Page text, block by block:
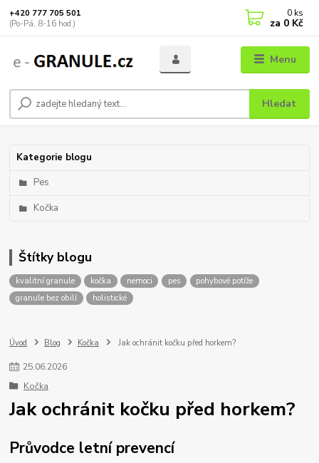
Menu
Hledat
+420 777 705 501
(Po-Pá, 8-16 hod.)
0 ks
za 0 Kč
Kategorie blogu
Pes
Kočka
Štítky blogu
kvalitní granule kočka nemoci pes
pohybové potíže
granule bez obilí
holistické
Úvod Blog Kočka Jak ochránit kočku před horkem?
25.06.2026
Kočka
Jak ochránit kočku před horkem?
Průvodce letní prevencí